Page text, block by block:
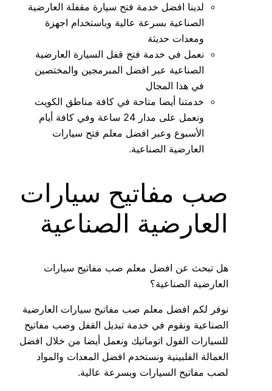
لدينا افضل خدمة فتح سيارة مقفلة العارضية
الصناعية بسرعة عالية وباستخدام اجهزة
ومعدات حديثة
نعمل في خدمة فتح قفل السيارة العارضية
الصناعية عبر افضل المبرمجين والمختصين
في هذا المجال
خدمتنا أيضا متاحة في كافة مناطق الكويت
ونعمل على مدار 24 ساعة وفي كافة أيام
الأسبوع وعبر افضل معلم فتح سيارات
العارضية الصناعية.
صب مفاتيح سيارات
العارضية الصناعية
هل تبحث عن افضل معلم صب مفاتيح سيارات
العارضية الصناعية؟
نوفر لكم افضل معلم صب مفاتيح سيارات العارضية
الصناعية ونقوم في خدمة تبديل القفل وصب مفاتيح
للسيارات الفول اتوماتيك ونعمل أيضا من خلال افضل
العمالة الفلبينية ونستخدم افضل المعدات والمواد
لصب مفاتيح السيارات وبسرعة عالية.